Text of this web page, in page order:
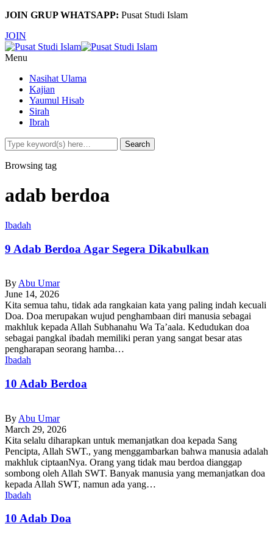
JOIN GRUP WHATSAPP: Pusat Studi Islam
JOIN
Menu
Nasihat Ulama
Kajian
Yaumul Hisab
Sirah
Ibrah
Browsing tag
adab berdoa
Ibadah
9 Adab Berdoa Agar Segera Dikabulkan
By Abu Umar
June 14, 2026
Kita semua tahu, tidak ada rangkaian kata yang paling indah kecuali
Doa. Doa merupakan wujud penghambaan diri manusia sebagai
makhluk kepada Allah Subhanahu Wa Ta’aala. Kedudukan doa
sebagai pangkal ibadah memiliki peran yang sangat besar atas
pengharapan seorang hamba…
Ibadah
10 Adab Berdoa
By Abu Umar
March 29, 2026
Kita selalu diharapkan untuk memanjatkan doa kepada Sang
Pencipta, Allah SWT., yang menggambarkan bahwa manusia adalah
makhluk ciptaanNya. Orang yang tidak mau berdoa dianggap
sombong oleh Allah SWT. Banyak manusia yang memanjatkan doa
kepada Allah SWT, namun ada yang…
Ibadah
10 Adab Doa